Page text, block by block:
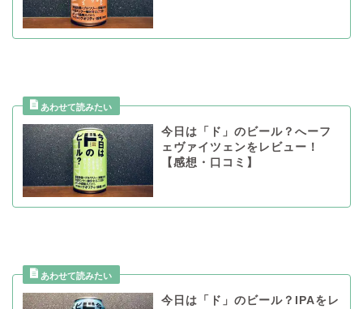
今日は「ド」のビール？へーフ
ェヴァイツェンをレビュー！
【感想・口コミ】
今日は「ド」のビール？IPAをレ